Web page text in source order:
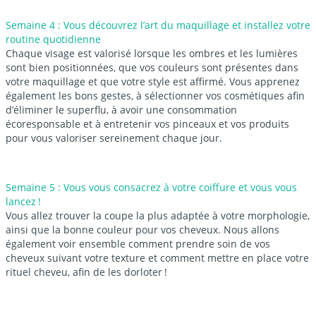
Semaine 4 : Vous découvrez l’art du maquillage et installez votre
routine quotidienne
Chaque visage est valorisé lorsque les ombres et les lumières
sont bien positionnées, que vos couleurs sont présentes dans
votre maquillage et que votre style est affirmé. Vous apprenez
également les bons gestes, à sélectionner vos cosmétiques afin
d’éliminer le superflu, à avoir une consommation
écoresponsable et à entretenir vos pinceaux et vos produits
pour vous valoriser sereinement chaque jour.
Semaine 5 : Vous vous consacrez à votre coiffure et vous vous
lancez !
Vous allez trouver la coupe la plus adaptée à votre morphologie,
ainsi que la bonne couleurpour vos cheveux. Nous allons
également voir ensemble comment prendre soin de vos
cheveuxsuivant votre texture et comment mettre en place votre
rituel cheveu, afin de les dorloter !